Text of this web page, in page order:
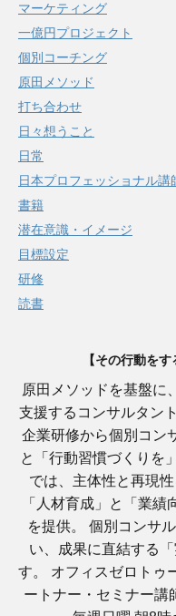
マーケティング
一億円プロジェクト
個別コーチング
原田メソッド
打ち合わせ
日々想うこと
日常
日本プロフェッショナル講
書籍
潜在意識・イメージ
目標設定
研修
読書
【その行動を
原田メソッドを基盤に
支援するコンサルタン
企業研修から個別コン
と「行動習慣づくりを
では、主体性と再現
「人材育成」と「業
を提供。 個別コンサ
い、成果に直結する
す。 オフィスゼロトゥ
ートナー・セミナー講